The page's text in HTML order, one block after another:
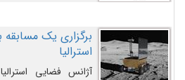
را وارد مسیر از
مکانیزم جدید با
برگزاری یک مسابقه
استرالیا
آژانس فضایی